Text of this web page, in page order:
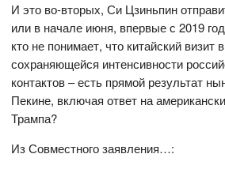
И это во-вторых, Си Цзиньпин
или в начале июня, впервые с 2019
кто не понимает, что китайский
сохраняющейся интенсивности
контактов – есть прямой результат
Пекине, включая ответ на
Трампа?
Из Совместного заявления…: